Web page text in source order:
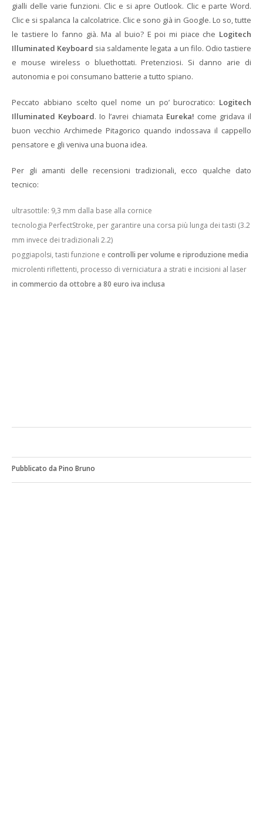
gialli delle varie funzioni. Clic e si apre Outlook. Clic e parte Word.
Clic e si spalanca la calcolatrice. Clic e sono già in Google. Lo so, tutte
le tastiere lo fanno già. Ma al buio? E poi mi piace che Logitech
Illuminated Keyboard sia saldamente legata a un filo. Odio tastiere
e mouse wireless o bluethottati. Pretenziosi. Si danno arie di
autonomia e poi consumano batterie a tutto spiano.
Peccato abbiano scelto quel nome un po’ burocratico: Logitech
Illuminated Keyboard. Io l’avrei chiamata Eureka! come gridava il
buon vecchio Archimede Pitagorico quando indossava il cappello
pensatore e gli veniva una buona idea.
Per gli amanti delle recensioni tradizionali, ecco qualche dato
tecnico:
ultrasottile: 9,3 mm dalla base alla cornice
tecnologia PerfectStroke, per garantire una corsa più lunga dei tasti (3.2
mm invece dei tradizionali 2.2)
poggiapolsi, tasti funzione e controlli per volume e riproduzione media
microlenti riflettenti, processo di verniciatura a strati e incisioni al laser
in commercio da ottobre a 80 euro iva inclusa
Pubblicato da Pino Bruno